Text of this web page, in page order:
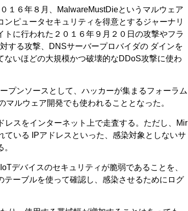
１６年８月、MalwareMustDieというマルウェア
ピュータセキュリティを得意とするジャーナリ
に行われた２０１６年９月２０日の攻撃やフラ
する攻撃、DNSサーバープロバイダの ダインを
いほどの大規模かつ破壊的なDDoS攻撃に使わ
プンソースとして、ハッカーが集まるフォーラム
ルウェア開発でも使われることとなった。
レスをインターネット上で走査する。ただし、Mir
いる IPアドレスといった、感染対象としないサ
デバイスのセキュリティが脆弱であることを、
ーブルを使って確認し、感染させるためにログ